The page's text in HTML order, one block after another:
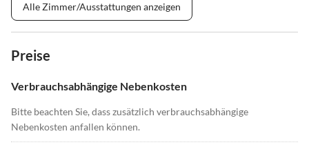
Alle Zimmer/Ausstattungen anzeigen
Preise
Verbrauchsabhängige Nebenkosten
Bitte beachten Sie, dass zusätzlich verbrauchsabhängige
Nebenkosten anfallen können.